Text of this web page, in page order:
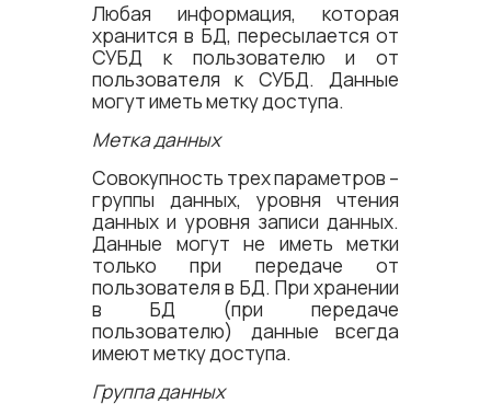
Любая информация, которая
хранится в БД, пересылается от
СУБД к пользователю и от
пользователя к СУБД. Данные
могут иметь метку доступа.
Метка данных
Совокупность трех параметров –
группы данных, уровня чтения
данных и уровня записи данных.
Данные могут не иметь метки
только при передаче от
пользователя в БД. При хранении
в БД (при передаче
пользователю) данные всегда
имеют метку доступа.
Группа данных